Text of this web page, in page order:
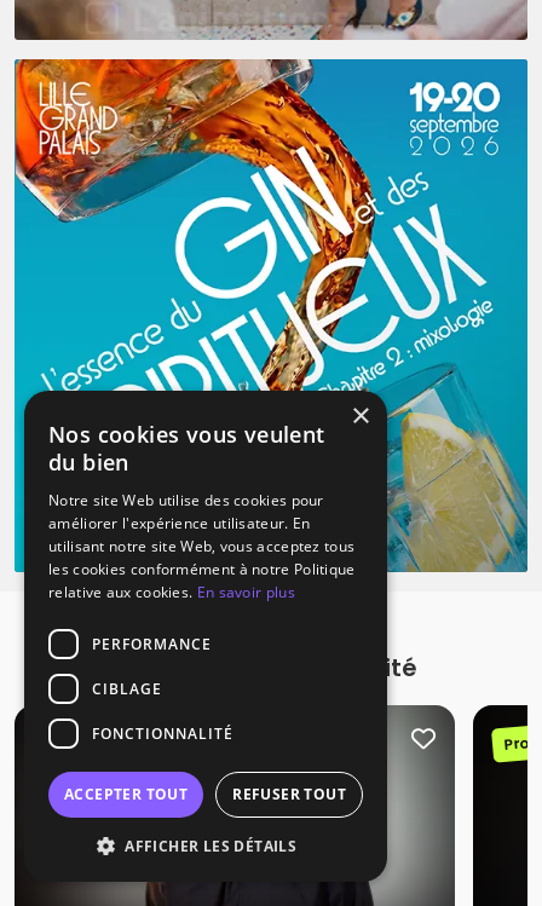
Promotions à proximité
Promotion
×
Nos cookies vous veulent
du bien
Notre site Web utilise des cookies pour
améliorer l'expérience utilisateur. En
utilisant notre site Web, vous acceptez tous
les cookies conformément à notre Politique
relative aux cookies. En savoir plus
PERFORMANCE
CIBLAGE
FONCTIONNALITÉ
ACCEPTER TOUT REFUSER TOUT
AFFICHER LES DÉTAILS